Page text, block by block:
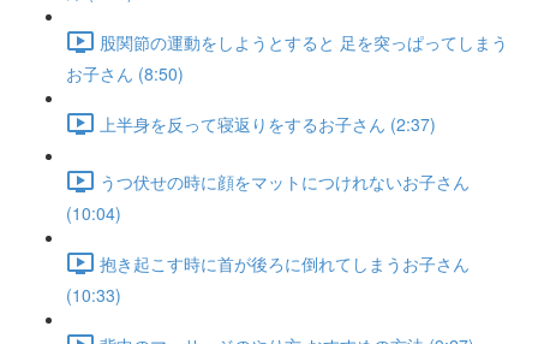
股関節の運動をしようとすると 足を突っぱってしまう
お子さん (8:50)
上半身を反って寝返りをするお子さん (2:37)
うつ伏せの時に顔をマットにつけれないお子さん
(10:04)
抱き起こす時に首が後ろに倒れてしまうお子さん
(10:33)